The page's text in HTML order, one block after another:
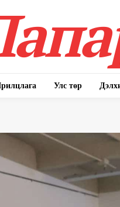
Улс төр